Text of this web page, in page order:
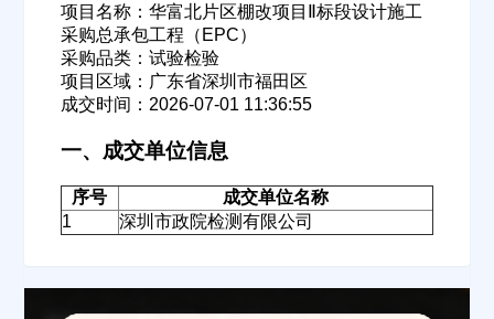
项目名称：华富北片区棚改项目Ⅱ标段设计施工
采购总承包工程（EPC）
采购品类：试验检验
项目区域：广东省深圳市福田区
成交时间：2026-07-01 11:36:55
一、成交单位信息
序号
成交单位名称
1
深圳市政院检测有限公司